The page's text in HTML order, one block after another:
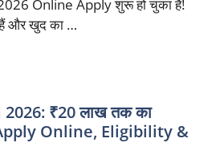
Online Apply शुरू हो चुका है!
हैं और खुद का …
₹20 लाख तक का
Online, Eligibility &